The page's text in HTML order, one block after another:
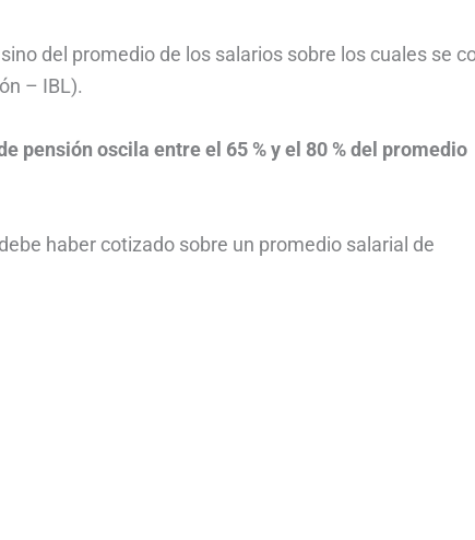
del promedio de los salarios sobre los cuales se
– IBL).
pensión oscila entre el 65 % y el 80 % del promedio
haber cotizado sobre un promedio salarial de